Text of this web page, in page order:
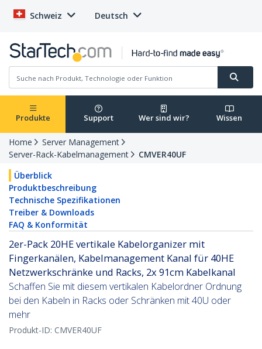
Schweiz Deutsch
Produkte Support Wer sind wir? Wissen
Home
Server Management
Server-Rack-Kabelmanagement
CMVER40UF
Überblick
Produktbeschreibung
Technische Spezifikationen
Treiber & Downloads
FAQ & Konformität
2er-Pack 20HE vertikale Kabelorganizer mit
Fingerkanälen, Kabelmanagement Kanal für 40HE
Netzwerkschränke und Racks, 2x 91cm Kabelkanal
Schaffen Sie mit diesem vertikalen Kabelordner Ordnung
bei den Kabeln in Racks oder Schränken mit 40U oder
mehr
Produkt-ID: CMVER40UF